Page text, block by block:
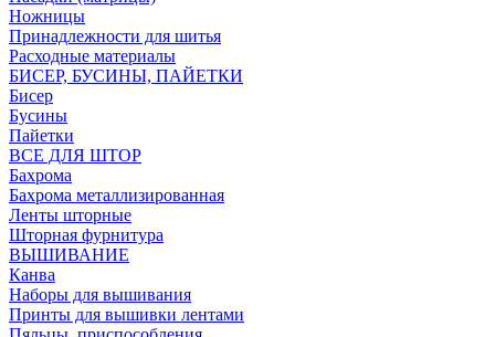
Ножницы
Принадлежности для шитья
Расходные материалы
БИСЕР, БУСИНЫ, ПАЙЕТКИ
Бисер
Бусины
Пайетки
ВСЕ ДЛЯ ШТОР
Бахрома
Бахрома металлизированная
Ленты шторные
Шторная фурнитура
ВЫШИВАНИЕ
Канва
Наборы для вышивания
Принты для вышивки лентами